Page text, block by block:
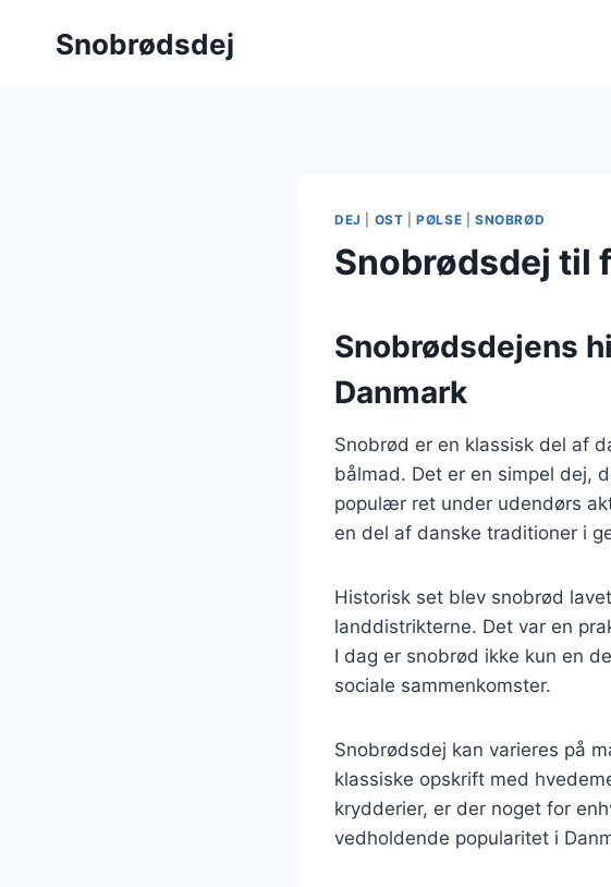
Snobrødsdej
DEJ OST |PØLSE SNOBRØD
Snobrødsdej til
Snobrødsdejens
Danmark
Snobrød er en klassisk del af
bålmad. Det er en simpel dej,
populær ret under udendørs
en del af danske traditioner i
Historisk set blev snobrød
landdistrikterne. Det var en
I dag er snobrød ikke kun en
sociale sammenkomster.
Snobrødsdej kan varieres på
klassiske opskrift med
krydderier, er der noget for
vedholdende popularitet i